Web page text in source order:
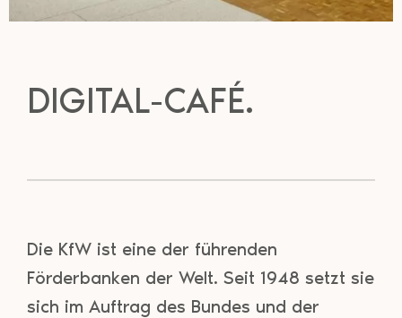
DIGITAL-CAFÉ.
Die KfW ist eine der führenden
Förderbanken der Welt. Seit 1948 setzt sie
sich im Auftrag des Bundes und der